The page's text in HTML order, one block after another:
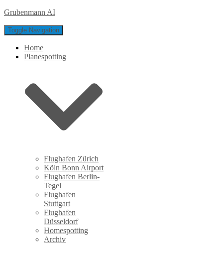
Grubenmann AI
Toggle Navigation
Home
Planespotting
Flughafen Zürich
Köln Bonn Airport
Flughafen Berlin-
Tegel
Flughafen
Stuttgart
Flughafen
Düsseldorf
Homespotting
Archiv